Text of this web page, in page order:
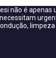
não é